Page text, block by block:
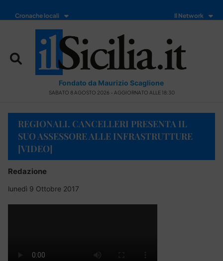
Cronache locali Il Network
Fondato da Maurizio Scaglione
SABATO 8 AGOSTO 2026 - AGGIORNATO ALLE 18:30
REGIONALI. CANCELLERI PRESENTA IL
SUO ASSESSORE ALLE INFRASTRUTTURE
[VIDEO]
Redazione
lunedì 9 Ottobre 2017